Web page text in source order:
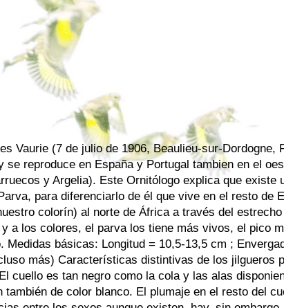
Vaurie (7 de julio de 1906, Beaulieu-sur-Dordogne,
reproduce en España y Portugal tambien en el
y Argelia). Este Ornitólogo explica que existe
para diferenciarlo de él que vive en el resto de
colorín) al norte de África a través del
a los colores, el parva los tiene más vivos, el pico
básicas: Longitud = 10,5-13,5 cm ;
más) Características distintivas de los jilgueros
cuello es tan negro como la cola y las alas
de color blanco. El plumaje en el resto del